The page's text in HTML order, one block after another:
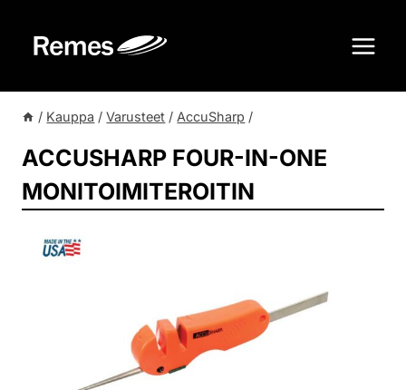
sisältöön
/ Kauppa / Varusteet / AccuSharp /
ACCUSHARP FOUR-IN-ONE
MONITOIMITEROITIN